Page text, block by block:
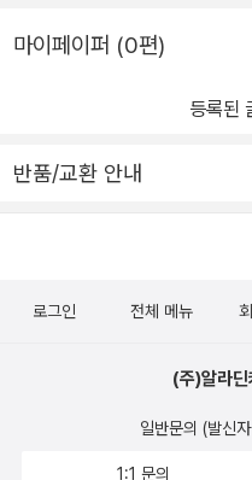
마이페이퍼 (0편)
등록된
반품/교환 안내
로그인 전체 메뉴
(주)알라딘
일반문의 (발신
1:1 문의